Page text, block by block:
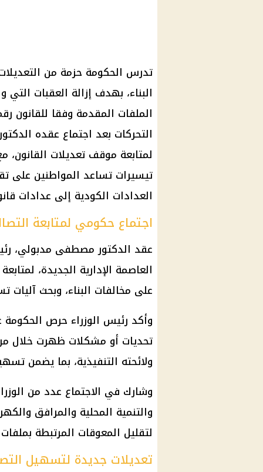
تدرس الحكومة حزمة من
البناء، بهدف إزالة العقبات
التحركات بعد اجتماع عقده
لمتابعة موقف تعديلات القانون،
تيسيرات تساعد المواطنين على
العدادات الكودية إلى عدادات
اجتماع حكومي لمتابعة
عقد الدكتور مصطفى مدبولي،
العاصمة الإدارية الجديدة،
على مخالفات البناء، وبحث آليات
وأكد رئيس الوزراء حرص
ولائحته التنفيذية، بما يضمن
وشارك في الاجتماع عدد من
والتنمية المحلية والمرافق
لتقليل المعوقات المرتبطة
تعديلات جديدة لتسهيل